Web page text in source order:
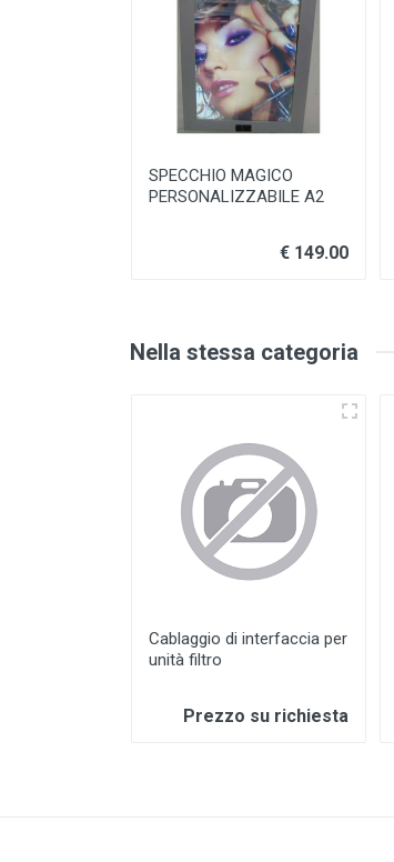
SPECCHIO MAGICO
PERSONALIZZABILE A2
€ 149.00
Nella stessa categoria
Cablaggio di interfaccia per
unità filtro
Prezzo su richiesta